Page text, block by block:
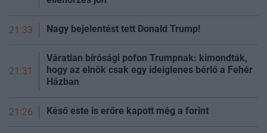
21:33 Nagy bejelentést tett Donald Trump!
21:31
Váratlan bírósági pofon Trumpnak: kimondták,
hogy az elnök csak egy ideiglenes bérlő a Fehér
Házban
21:26 Késő este is erőre kapott még a forint